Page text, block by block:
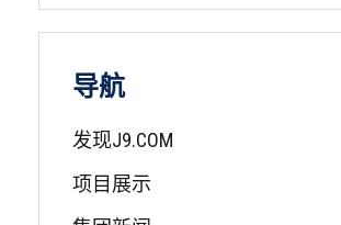
导航
发现J9.COM
项目展示